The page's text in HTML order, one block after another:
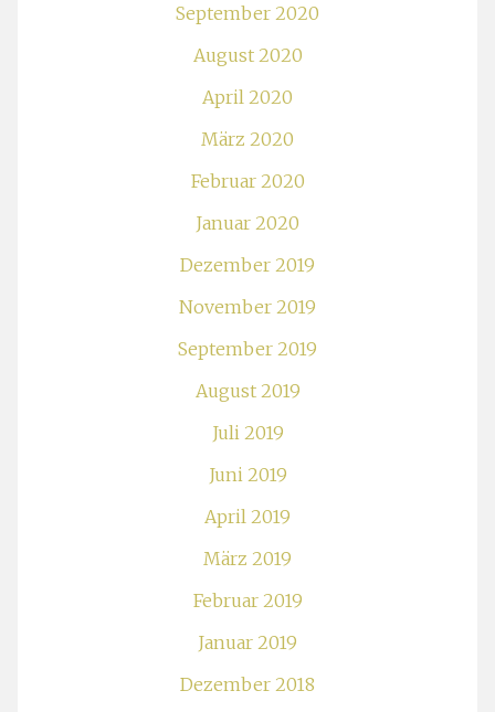
September 2020
August 2020
April 2020
März 2020
Februar 2020
Januar 2020
Dezember 2019
November 2019
September 2019
August 2019
Juli 2019
Juni 2019
April 2019
März 2019
Februar 2019
Januar 2019
Dezember 2018